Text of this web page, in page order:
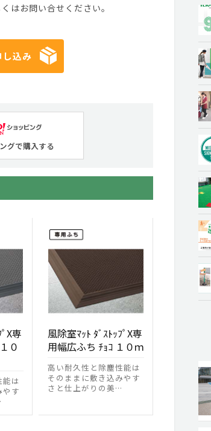
はお問い合せください。
し込み
グで購入する
X専
０
は
やす
風除室ﾏｯﾄ ﾀﾞｽﾄｯﾌﾟX専
用幅広ふち ﾁｮｺ １０ｍ
高い耐久性と除塵性能は
そのままに敷き込みやす
さと仕上がりの美…